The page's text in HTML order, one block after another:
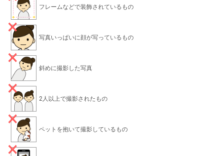
フレームなどで装飾されているもの
写真いっぱいに顔が写っているもの
斜めに撮影した写真
2人以上で撮影されたもの
ペットを抱いて撮影しているもの